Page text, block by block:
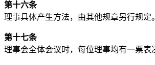
第十六条
理事具体产生方法，由其他规章另行规定。
第十七条
理事会全体会议时，每位理事均有一票表